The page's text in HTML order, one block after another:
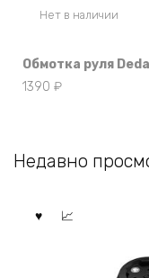
Нет в наличии
Обмотка руля
1390 ₽
Недавно